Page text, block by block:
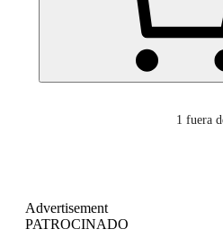
1 fuera
Advertisement
PATROCINADO